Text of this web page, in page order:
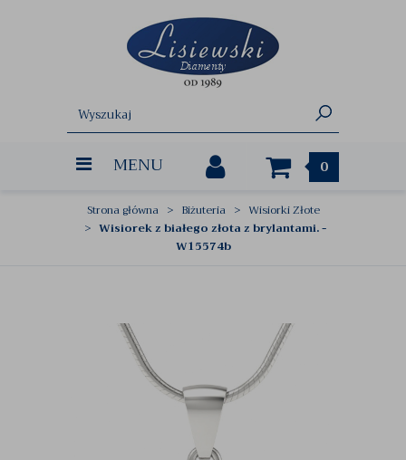
MENU 0
Strona główna Biżuteria
Wisiorki Złote
Wisiorek z białego złota z brylantami. -
W15574b